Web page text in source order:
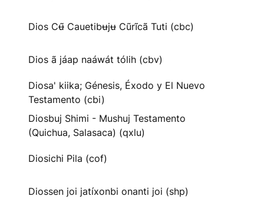
Dios Cʉ̃ Cauetibʉjʉ Cũrĩcã Tuti (cbc)
Dios ã jáap naáwát tólih (cbv)
Diosa' kiika; Génesis, Éxodo y El Nuevo
Testamento (cbi)
Diosbuj Shimi - Mushuj Testamento
(Quichua, Salasaca) (qxlu)
Diosichi Pila (cof)
Diossen joi jatíxonbi onanti joi (shp)